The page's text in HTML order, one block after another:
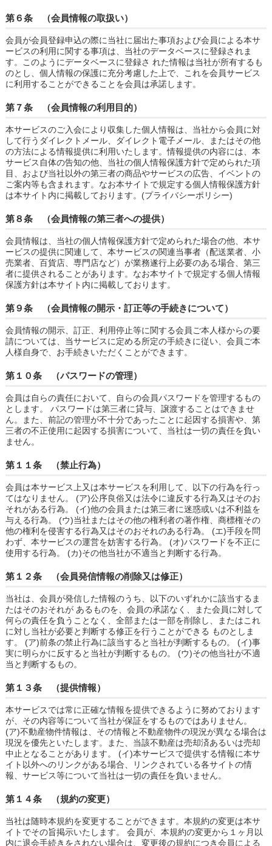
第６条 （会員情報の取扱い）
会員が会員登録申込の際に当社に届出た事項および会員による本サ
ービスの利用に関する事項は、当社のデータベースに登録されま
す。このようにデータベースに登録さ れた情報は当社が所有するも
のとし、個人情報の保護に充分考慮した上で、これを会員サービス
に利用することができることを会員は承諾します。
第７条 （会員情報の利用目的）
本サービスのご入会により収集した個人情報は、当社から会員に対
して行うダイレクトメール、ダイレクト電子メール、またはその他
の方法による情報提供に利用いたします。情報提供の内容には、本
サービス自体の告知の他、当社の個人情報保護方針で定められた項
目、および当社以外の第三者の商品やサービスの広告、イベントの
ご案内等も含まれます。なお本サイトで規定する個人情報保護方針
は本サイト内に掲載しております。(プライバシーポリシー)
第８条 （会員情報の第三者への提供）
会員情報は、当社の個人情報保護方針で定められた場合の他、本サ
ービスの提供に関連して、本サービスの関連当事者（配送業者、小
売業者、百貨店、専門店など）が業務遂行上必要のある場合、第三
者に提供されることがあります。なお本サイトで規定する個人情報
保護方針は本サイト内に掲載しております。
第９条 （会員情報の開示・訂正等の手続きについて）
会員情報の開示、訂正、利用停止等に関する会員ご本人様からの要
請については、当サービスに定める所定の手続きに従い、会員ご本
人様自身で、お手続きいただくことができます。
第１０条 （パスワードの管理）
会員は自らの責任において、自らの会員パスワードを管理するもの
とします。 パスワードは第三者に貸与、譲渡することはできませ
ん。また、前記の管理が不十分であったことに起因する損害や、第
三者の不正使用に起因する損害について、当社は一切の責任を負い
ません。
第１１条 （禁止行為）
会員は本サービス上又は本サービスを利用して、以下の行為を行っ
てはなりません。 (ア)公序良俗又は法令に違反する行為又はそのお
それがある行為。 (イ)他の会員または第三者に迷惑或いは不利益を
与える行為。 (ウ)当社またはその他の権利者の著作権、商標権その
他の権利を侵害する行為又はそのおそれのある行為。 (エ)手段を問
わず、本サービスの運営を妨害する行為。 (オ)パスワードを不正に
使用する行為。 (カ)その他当社が不適当と判断する行為。
第１２条 （会員発信情報の削除又は修正）
当社は、会員が発信した情報のうち、以下のいずれかに該当するま
たはそのおそれが あるものを、会員の承諾なく、また会員に対して
何らの責任を負うことなく、全部または一部を削除し、またはこれ
に対し当社が必要と判断する修正を行うことができる ものとしま
す。 (ア)前条の禁止行為に該当すると当社が判断するもの。 (イ)事
実に明らかに反すると当社が判断するもの。 (ウ)その他当社が不適
当と判断するもの。
第１３条 （提供情報）
本サービスでは常に正確な情報を提供できるように努めております
が、その内容等について当社が保証をするものではありません。
(ア)不動産物件情報は、その情報と不動産物件の現況が異なる場合は
現況を優先といたします。また、当該不動産は売却済あるいは売却
中止となることがあります。 (イ)本サービスで提供する情報に本サ
イト以外へのリンクがある場合、リンクされている各サイトの情
報、サービス等について当社は一切の責任を負いません。
第１４条 （規約の変更）
当社は随時本規約を変更することができます。本規約の変更は本サ
イトでその旨掲示いたします。 会員が、本規約の変更から１ヶ月以
内に退会手続きをされない場合は、変更後の規約につき会員による